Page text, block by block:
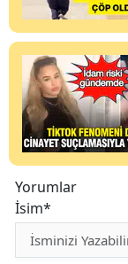
Yorumlar
İsim*